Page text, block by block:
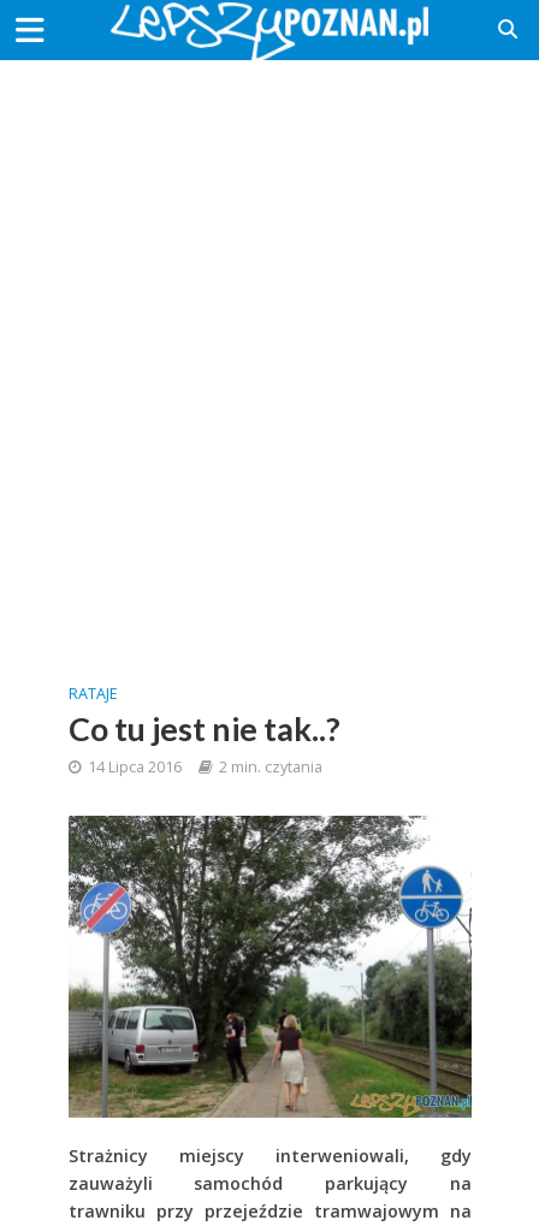
RATAJE
Co tu jest nie tak..?
14 Lipca 2016 2 min. czytania
Strażnicy miejscy interweniowali, gdy
zauważyli samochód parkujący na
trawniku przy przejeździe tramwajowym na